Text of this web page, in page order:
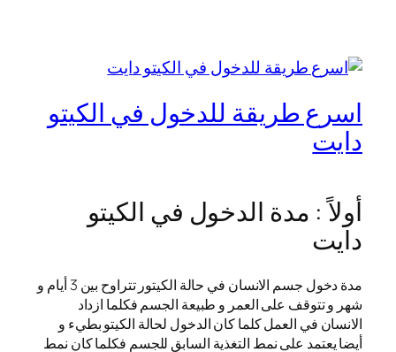
اسرع طريقة للدخول في الكيتو
دايت
أولاً : مدة الدخول في الكيتو
دايت
مدة دخول جسم الانسان في حالة الكيتور تتراوح بين 3 أيام و
شهر و تتوقف على العمر و طبيعة الجسم فكلما ازداد
الانسان في العمل كلما كان الدخول لحالة الكيتو بطيء و
أيضا يعتمد على نمط التغذية السابق للجسم فكلما كان نمط